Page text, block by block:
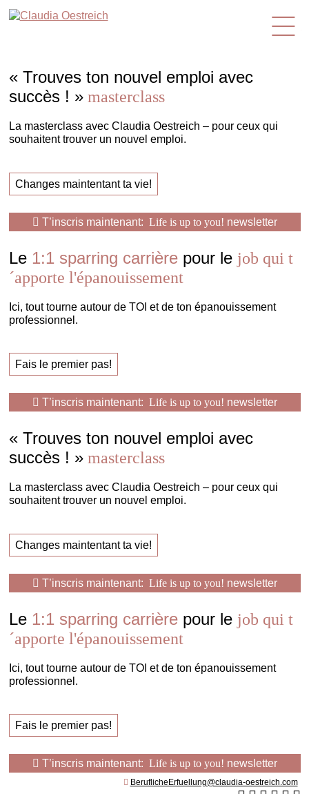
fr
« Trouves ton nouvel emploi avec
succès ! »masterclass
La masterclass avec Claudia Oestreich – pour ceux qui
souhaitent trouver un nouvel emploi.
Changes maintentant ta vie!
T’inscris maintenant: Life is up to you! newsletter
Le 1:1 sparring carrièrepour le job qui t
´apporte l'épanouissement
Ici, tout tourne autour de TOI et de ton épanouissement
professionnel.
Fais le premier pas!
T’inscris maintenant: Life is up to you! newsletter
« Trouves ton nouvel emploi avec
succès ! »masterclass
La masterclass avec Claudia Oestreich – pour ceux qui
souhaitent trouver un nouvel emploi.
Changes maintentant ta vie!
T’inscris maintenant: Life is up to you! newsletter
Le 1:1 sparring carrièrepour le job qui t
´apporte l'épanouissement
Ici, tout tourne autour de TOI et de ton épanouissement
professionnel.
Fais le premier pas!
T’inscris maintenant: Life is up to you! newsletter
BeruflicheErfuellung@claudia-oestreich.com